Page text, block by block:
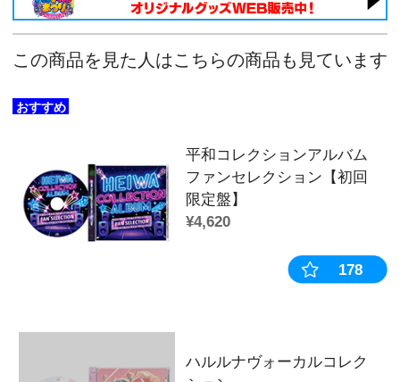
平和キャラクターコレクション アク
ト【銀河乙女A】
平和キャラクターコレクション アク
ト【銀河乙女B】
平和キャラクターコレクション アク
ト【乙女フェスティバルA】
平和キャラクターコレクション アク
ト【乙女フェスティバルB】
平和キャラクターコレクション アク
平和キャラクターコレクション アク
ト【麻雀物語】